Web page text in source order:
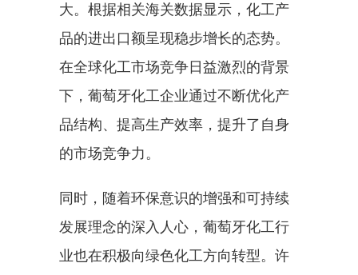
大。根据相关海关数据显示，化工产
品的进出口额呈现稳步增长的态势。
在全球化工市场竞争日益激烈的背景
下，葡萄牙化工企业通过不断优化产
品结构、提高生产效率，提升了自身
的市场竞争力。
同时，随着环保意识的增强和可持续
发展理念的深入人心，葡萄牙化工行
业也在积极向绿色化工方向转型。许